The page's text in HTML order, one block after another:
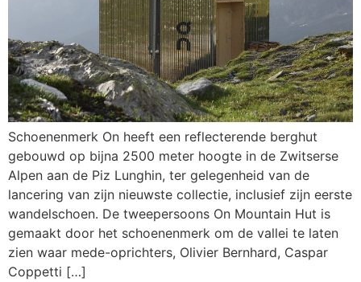
Schoenenmerk On heeft een reflecterende berghut
gebouwd op bijna 2500 meter hoogte in de Zwitserse
Alpen aan de Piz Lunghin, ter gelegenheid van de
lancering van zijn nieuwste collectie, inclusief zijn eerste
wandelschoen. De tweepersoons On Mountain Hut is
gemaakt door het schoenenmerk om de vallei te laten
zien waar mede-oprichters, Olivier Bernhard, Caspar
Coppetti […]